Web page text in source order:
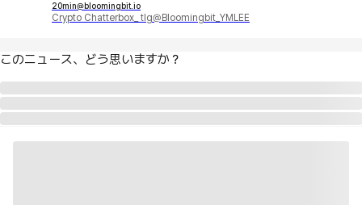
20min@bloomingbit.io
Crypto Chatterbox_ tlg@Bloomingbit_YMLEE
このニュース、どう思いますか？